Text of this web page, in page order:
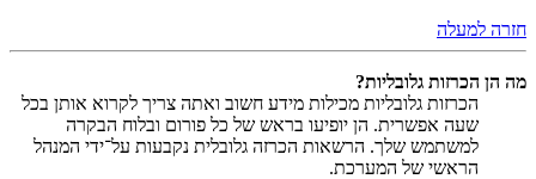
חזרה למעלה
מה הן הכרזות גלובליות?
הכרזות גלובליות מכילות מידע חשוב ואתה צריך לקרוא אותן בכל
שעה אפשרית. הן יופיעו בראש של כל פורום ובלוח הבקרה
למשתמש שלך. הרשאות הכרזה גלובלית נקבעות על־ידי המנהל
הראשי של המערכת.